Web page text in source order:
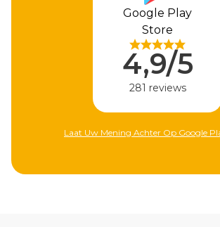
Apple Store
4,9/5
310 reviews
Laat Uw Mening Achter Op Apple